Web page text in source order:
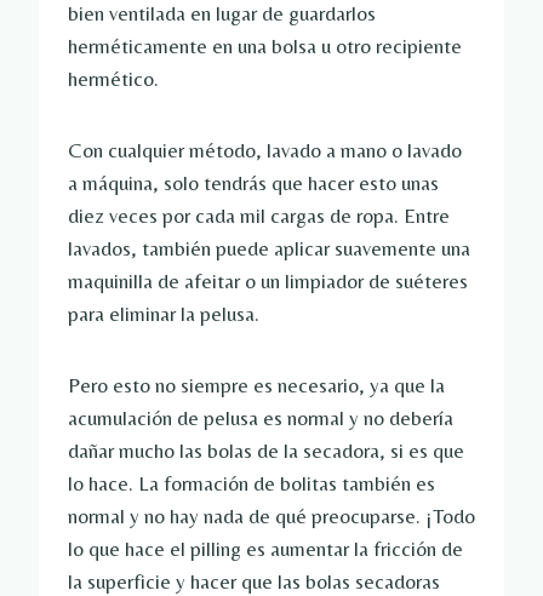
bien ventilada en lugar de guardarlos
herméticamente en una bolsa u otro recipiente
hermético.
Con cualquier método, lavado a mano o lavado
a máquina, solo tendrás que hacer esto unas
diez veces por cada mil cargas de ropa. Entre
lavados, también puede aplicar suavemente una
maquinilla de afeitar o un limpiador de suéteres
para eliminar la pelusa.
Pero esto no siempre es necesario, ya que la
acumulación de pelusa es normal y no debería
dañar mucho las bolas de la secadora, si es que
lo hace. La formación de bolitas también es
normal y no hay nada de qué preocuparse. ¡Todo
lo que hace el pilling es aumentar la fricción de
la superficie y hacer que las bolas secadoras